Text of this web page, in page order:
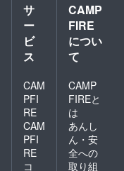
サ
ー
ビ
ス
CAM
PFI
RE
CAM
PFI
RE
コ
CAMP
FIRE
につい
て
CAMP
FIREと
は
あんし
ん・安
全への
取り組